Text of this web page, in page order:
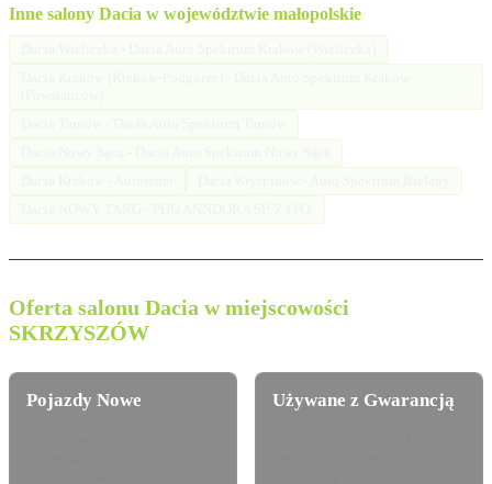
Inne salony Dacia w województwie małopolskie
Oferta salonu Dacia w miejscowości
SKRZYSZÓW
Pojazdy Nowe Używane z Gwarancją